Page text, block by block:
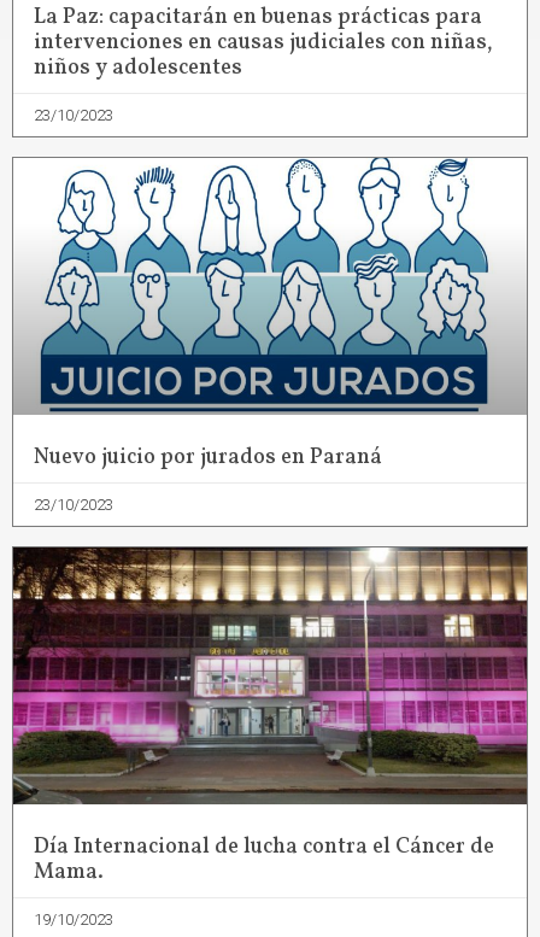
La Paz: capacitarán en buenas prácticas para
intervenciones en causas judiciales con niñas,
niños y adolescentes
23/10/2023
Nuevo juicio por jurados en Paraná
23/10/2023
Día Internacional de lucha contra el Cáncer de
Mama.
19/10/2023